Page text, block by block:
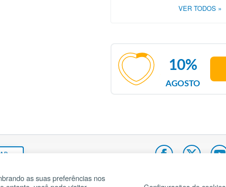
VER TODOS »
AGOSTO
10%
as suas preferências nos